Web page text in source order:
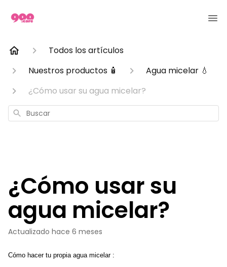
Todos los artículos
Nuestros productos 🧴
Agua micelar 💧
¿Cómo usar su agua micelar?
Buscar
¿Cómo usar su
agua micelar?
Actualizado hace 6 meses
Cómo hacer tu propia agua micelar :